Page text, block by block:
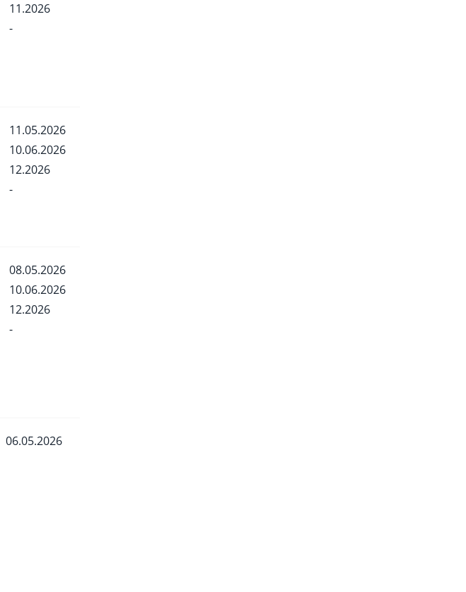
11.2026
-
11.05.2026
10.06.2026
12.2026
-
08.05.2026
10.06.2026
12.2026
-
06.05.2026